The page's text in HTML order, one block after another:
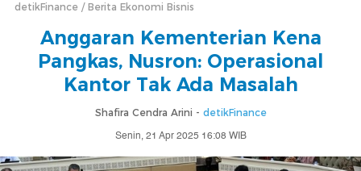
detikFinance Berita Ekonomi Bisnis
Anggaran Kementerian Kena
Pangkas, Nusron: Operasional
Kantor Tak Ada Masalah
Shafira Cendra Arini - detikFinance
Senin, 21 Apr 2025 16:08 WIB